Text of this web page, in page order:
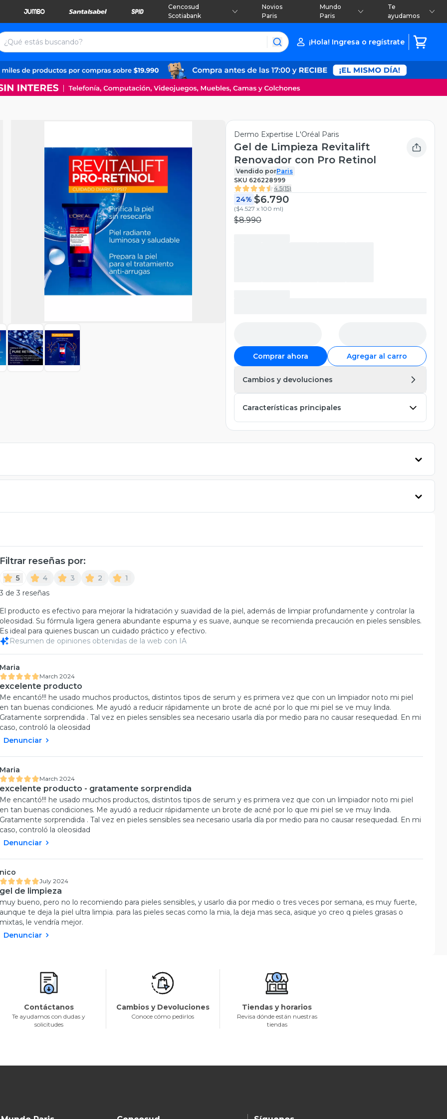
Cencosud
Scotiabank
Novios
Paris
Mundo
Paris
Te
ayudamos
¡Hola! Ingresa o regístrate
Dermo Expertise L'Oréal Paris
Gel de Limpieza Revitalift
Renovador con Pro Retinol
Vendido porParis
SKU 626228999
4.5(15)
24% $6.790
($4.527 x 100 ml)
$8.990
Comprar ahora Agregar al carro
Cambios y devoluciones
Características principales
Filtrar reseñas por:
5 4 3 2
1
3 de 3 reseñas
El producto es efectivo para mejorar la hidratación y suavidad de la piel, además de limpiar profundamente y controlar la
oleosidad. Su fórmula ligera genera abundante espuma y es suave, aunque se recomienda precaución en pieles sensibles.
Es ideal para quienes buscan un cuidado práctico y efectivo.
Resumen de opiniones obtenidas de la web con IA
Maria
March 2024
excelente producto
Me encantó!!! he usado muchos productos, distintos tipos de serum y es primera vez que con un limpiador noto mi piel
en tan buenas condiciones. Me ayudó a reducir rápidamente un brote de acné por lo que mi piel se ve muy linda.
Gratamente sorprendida . Tal vez en pieles sensibles sea necesario usarla día por medio para no causar resequedad. En mi
caso, controló la oleosidad
Denunciar
Maria
March 2024
excelente producto - gratamente sorprendida
Me encantó!!! he usado muchos productos, distintos tipos de serum y es primera vez que con un limpiador noto mi piel
en tan buenas condiciones. Me ayudó a reducir rápidamente un brote de acné por lo que mi piel se ve muy linda.
Gratamente sorprendida . Tal vez en pieles sensibles sea necesario usarla día por medio para no causar resequedad. En mi
caso, controló la oleosidad
Denunciar
nico
July 2024
gel de limpieza
muy bueno, pero no lo recomiendo para pieles sensibles, y usarlo dia por medio o tres veces por semana, es muy fuerte,
aunque te deja la piel ultra limpia. para las pieles secas como la mia, la deja mas seca, asique yo creo q pieles grasas o
mixtas, le vendría mejor.
Denunciar
Contáctanos
Te ayudamos con dudas y
solicitudes
Cambios y Devoluciones
Conoce cómo pedirlos
Tiendas y horarios
Revisa dónde están nuestras
tiendas